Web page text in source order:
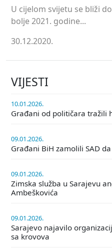
U cijelom svijetu se bliži
bolje 2021. godine...
30.12.2020.
VIJESTI
10.01.2026.
Građani od političara tražili
09.01.2026.
Građani BiH zamolili SAD
09.01.2026.
Zimska služba u Sarajevu
Ambeškovića
09.01.2026.
Sarajevo najavilo
sa krovova